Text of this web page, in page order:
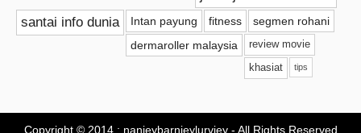
►2019(20)
►2016(114)
santai info dunia
Intan payung fitness
segmen rohani
dermaroller malaysia
review movie
khasiat tips
Copyright © 2014 : nanieybarnieylurviey - All Rights Reserved